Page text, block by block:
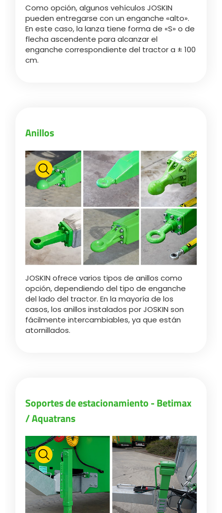
CONTACTO
Română
Suomi
Slovenija
Lietuvių kalba
Česká republika
Srpski
Yкраїнська мова
한국의
日本語
中文
Português
Como opción, algunos vehículos JOSKIN
pueden entregarse con un enganche «alto».
En este caso, la lanza tiene forma de «S» o de
flecha ascendente para alcanzar el
enganche correspondiente del tractor a ± 100
cm.
Anillos
JOSKIN ofrece varios tipos de anillos como
opción, dependiendo del tipo de enganche
del lado del tractor. En la mayoría de los
casos, los anillos instalados por JOSKIN son
fácilmente intercambiables, ya que están
atornillados.
Soportes de estacionamiento - Betimax
/ Aquatrans